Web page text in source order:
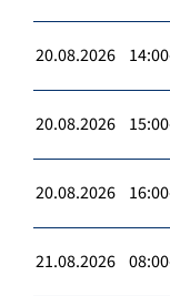
20.08.2026
20.08.2026
20.08.2026
21.08.2026